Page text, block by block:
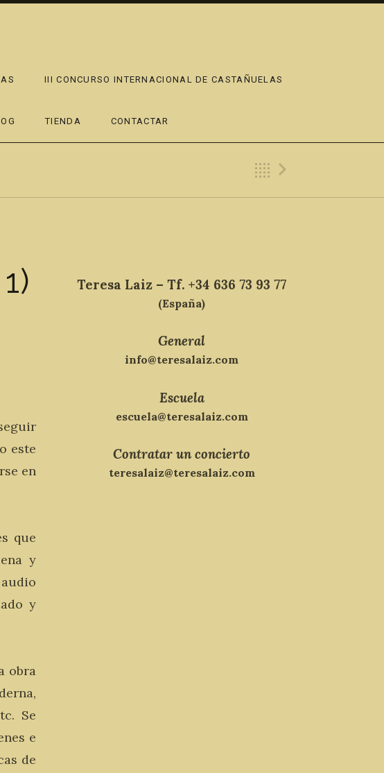
III CONCURSO INTERNACIONAL DE CASTAÑUELAS
TIENDA CONTACTAR
Back
este
en
que
y
y
obra
Se
e
de
Teresa Laiz – Tf. +34 636 73 93 77
(España)
General
info@teresalaiz.com
Escuela
escuela@teresalaiz.com
Contratar un concierto
teresalaiz@teresalaiz.com